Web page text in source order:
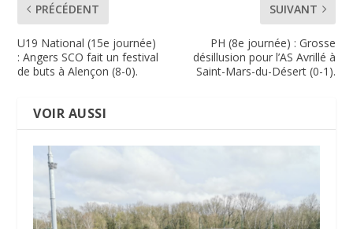
PRÉCÉDENT
U19 National (15e journée)
: Angers SCO fait un festival
de buts à Alençon (8-0).
SUIVANT
PH (8e journée) : Grosse
désillusion pour l’AS Avrillé à
Saint-Mars-du-Désert (0-1).
VOIR AUSSI